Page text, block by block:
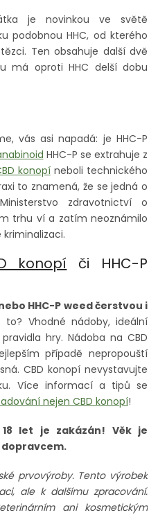
je novinkou ve světě
podobnou HHC, od kterého
Ten obsahuje další dvě
má oproti HHC delší dobu
vás asi napadá: je HHC-P
HHC-P se extrahuje z
konopíneboli technického
to znamená, že se jedná o
zdravotnictví o
trhu ví a zatím neoznámilo
kriminalizaci.
konopí či HHC-P
HHC-P weed čerstvou i
Vhodné nádoby, ideální
hry. Nádoba na CBD
případě nepropouští
CBD konopí nevystavujte
Více informací a tipů se
nejen CBD konopí!
let je zakázán! Věk je
prvovýroby. Tento výrobek
ale k dalšímu zpracování.
ani kosmetickým